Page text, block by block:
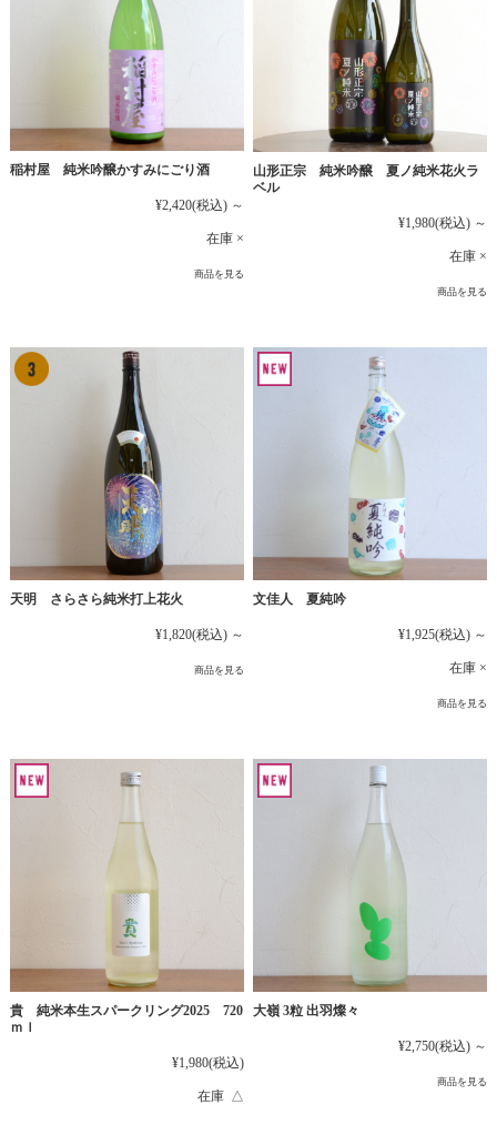
稲村屋 純米吟醸かすみにごり酒
¥2,420(税込) ～
在庫 ×
商品を見る
山形正宗 純米吟醸 夏ノ純米花火ラ
ベル
¥1,980(税込) ～
在庫 ×
商品を見る
天明 さらさら純米打上花火
¥1,820(税込) ～
商品を見る
文佳人 夏純吟
¥1,925(税込) ～
在庫 ×
商品を見る
貴 純米本生スパークリング2025 720
ｍｌ
¥1,980(税込)
在庫 △
大嶺 3粒 出羽燦々
¥2,750(税込) ～
商品を見る